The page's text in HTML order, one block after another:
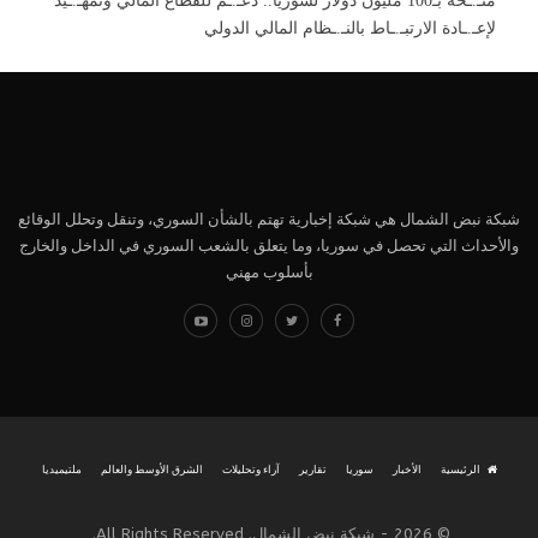
لإعـ.ـادة الارتبـ.ـاط بالنـ.ـظام المالي الدولي
شبكة نبض الشمال هي شبكة إخبارية تهتم بالشأن السوري، وتنقل وتحلل الوقائع
والأحداث التي تحصل في سوريا، وما يتعلق بالشعب السوري في الداخل والخارج
بأسلوب مهني
الرئيسية الأخبار سوريا تقارير آراء وتحليلات الشرق الأوسط والعالم ملتيميديا
© 2026 - شبكة نبض الشمال. All Rights Reserved.